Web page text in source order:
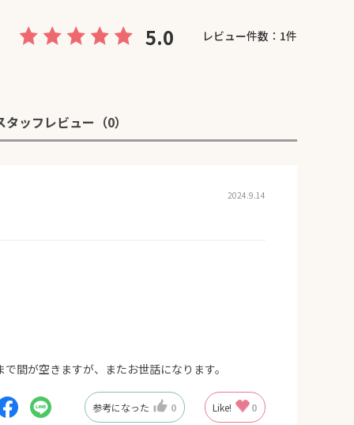
5.0 レビュー件数： 1件
タッフレビュー （0）
2024.9.14
間が空きますが、またお世話になります。
参考になった 0 Like! 0